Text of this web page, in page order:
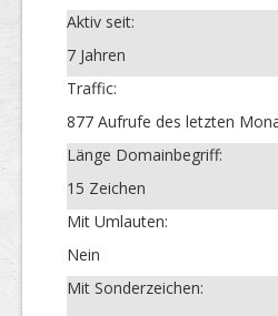
Aktiv seit:
7 Jahren
Traffic:
877 Aufrufe des letzten
Länge Domainbegriff:
15 Zeichen
Mit Umlauten:
Nein
Mit Sonderzeichen: